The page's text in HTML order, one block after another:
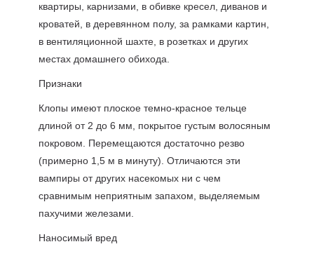
квартиры, карнизами, в обивке кресел, диванов и
кроватей, в деревянном полу, за рамками картин,
в вентиляционной шахте, в розетках и других
местах домашнего обихода.
Признаки
Клопы имеют плоское темно-красное тельце
длиной от 2 до 6 мм, покрытое густым волосяным
покровом. Перемещаются достаточно резво
(примерно 1,5 м в минуту). Отличаются эти
вампиры от других насекомых ни с чем
сравнимым неприятным запахом, выделяемым
пахучими железами.
Наносимый вред